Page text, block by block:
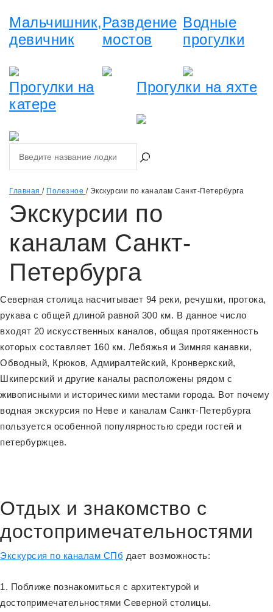
Мальчишник,
девичник
Развдение
мостов
Водные
прогулки
Прогулки на
катере
Прогулки на яхте
Главная / Полезное / Экскурсии по каналам Санкт-Петербурга
Экскурсии по
каналам Санкт-
Петербурга
Северная столица насчитывает 94 реки, речушки, протока,
рукава с общей длиной равной 300 км. В данное число
входят 20 искусственных каналов, общая протяженность
которых составляет 160 км. Лебяжья и Зимняя канавки,
Обводный, Крюков, Адмиралтейский, Кронверкский,
Шкиперский и другие каналы расположены рядом с
живописными и историческими местами города. Вот почему
водная экскурсия по Неве и каналам Санкт-Петербурга
пользуется особенной популярностью среди гостей и
петербуржцев.
Отдых и знакомство с
достопримечательностями
Экскурсия по каналам СПб дает возможность:
Поближе познакомиться с архитектурой и
достопримечательностями Северной столицы.